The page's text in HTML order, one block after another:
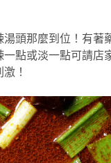
頭那麼到位！有著
一點或淡一點可請店
！